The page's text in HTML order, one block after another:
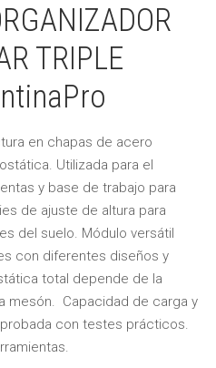
TRIPLE
en chapas de acero
Utilizada para el
y base de trabajo para
de ajuste de altura para
del suelo. Módulo versátil
con diferentes diseños y
total depende de la
mesón. Capacidad de carga y
con testes prácticos.